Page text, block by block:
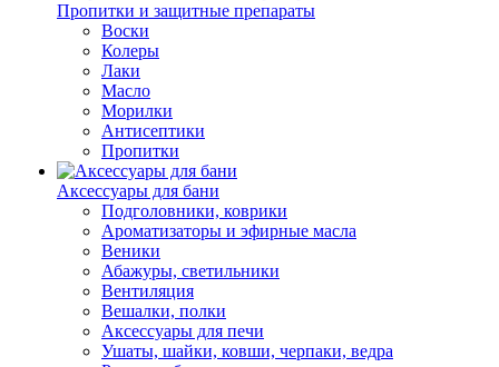
Пропитки и защитные препараты
Воски
Колеры
Лаки
Масло
Морилки
Антисептики
Пропитки
Аксессуары для бани
Подголовники, коврики
Ароматизаторы и эфирные масла
Веники
Абажуры, светильники
Вентиляция
Вешалки, полки
Аксессуары для печи
Ушаты, шайки, ковши, черпаки, ведра